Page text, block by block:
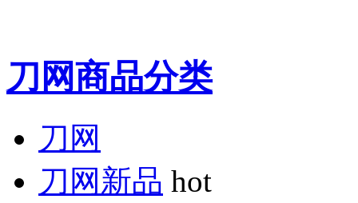
刀网商品分类
刀网
刀网新品 hot